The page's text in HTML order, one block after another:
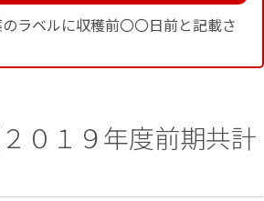
ラベルに収穫前〇〇日前と記載さ
０１９年度前期共計